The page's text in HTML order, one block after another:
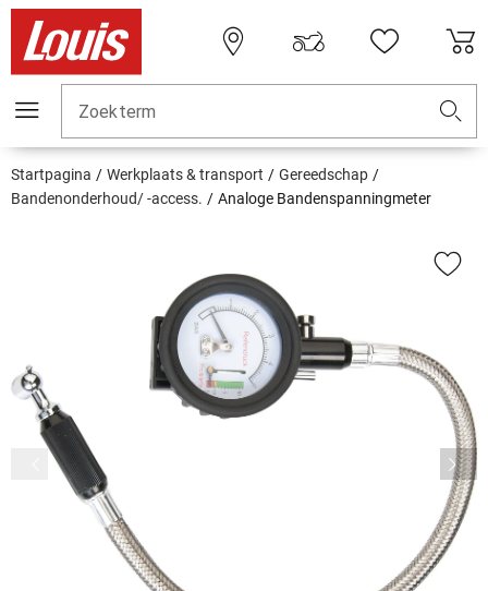
Zoekterm
Startpagina Werkplaats & transport
Gereedschap
Bandenonderhoud/ -access.
Analoge Bandenspanningmeter